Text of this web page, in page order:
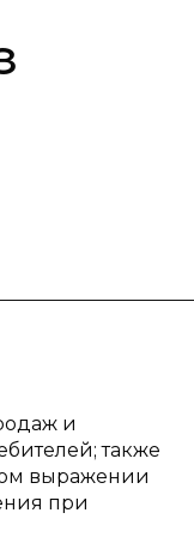
и
также
выражении
при